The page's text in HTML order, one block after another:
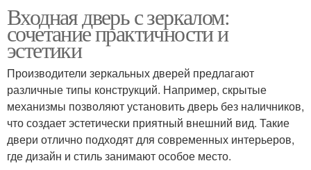
Входная дверь с зеркалом:
сочетание практичности и
эстетики
Производители зеркальных дверей предлагают
различные типы конструкций. Например, скрытые
механизмы позволяют установить дверь без наличников,
что создает эстетически приятный внешний вид. Такие
двери отлично подходят для современных интерьеров,
где дизайн и стиль занимают особое место.